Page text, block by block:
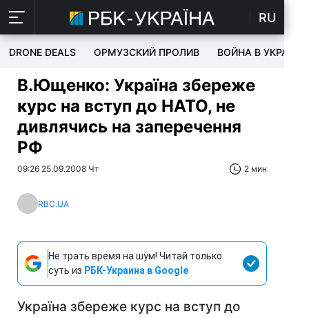
RU
DRONE DEALS ОРМУЗСКИЙ ПРОЛИВ ВОЙНА В УКРАИНЕ
В.Ющенко: Україна збереже
курс на вступ до НАТО, не
дивлячись на заперечення
РФ
09:26 25.09.2008 Чт 2 мин
RBC.UA
Не трать время на шум! Читай только
суть из РБК-Украина в Google
Україна збереже курс на вступ до